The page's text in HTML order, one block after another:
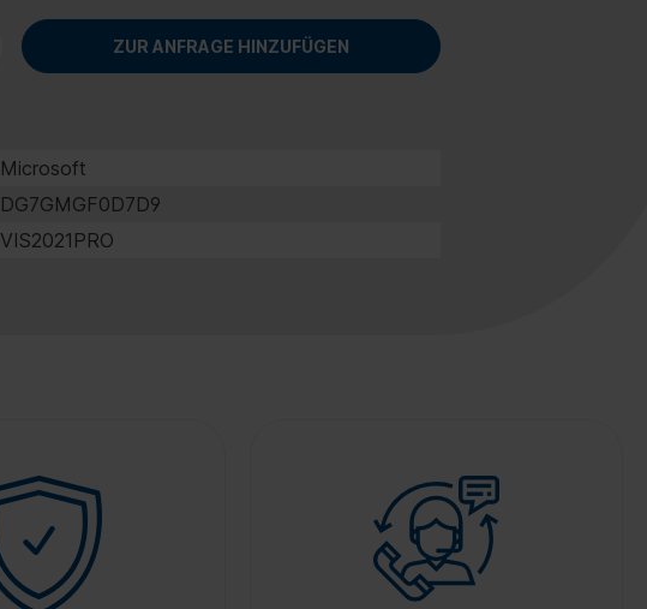
ZUR ANFRAGE HINZUFÜGEN
Microsoft
DG7GMGF0D7D9
VIS2021PRO